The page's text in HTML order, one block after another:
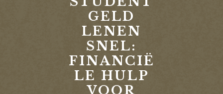
GELD
LENEN
SNEL:
FINANCIË
LE HULP
VOOR